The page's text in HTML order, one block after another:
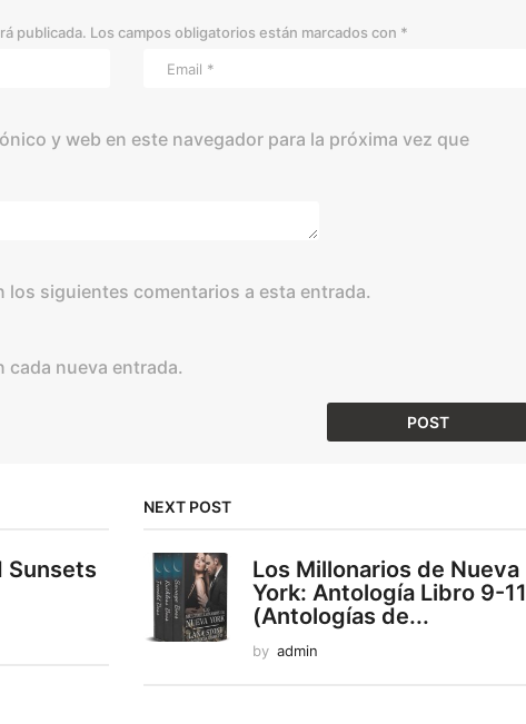
publicada. Los campos obligatorios están marcados con *
y web en este navegador para la próxima vez que
los siguientes comentarios a esta entrada.
cada nueva entrada.
Sunsets
NEXT POST
Los Millonarios de Nueva
York: Antología Libro 9-11
(Antologías de...
by admin